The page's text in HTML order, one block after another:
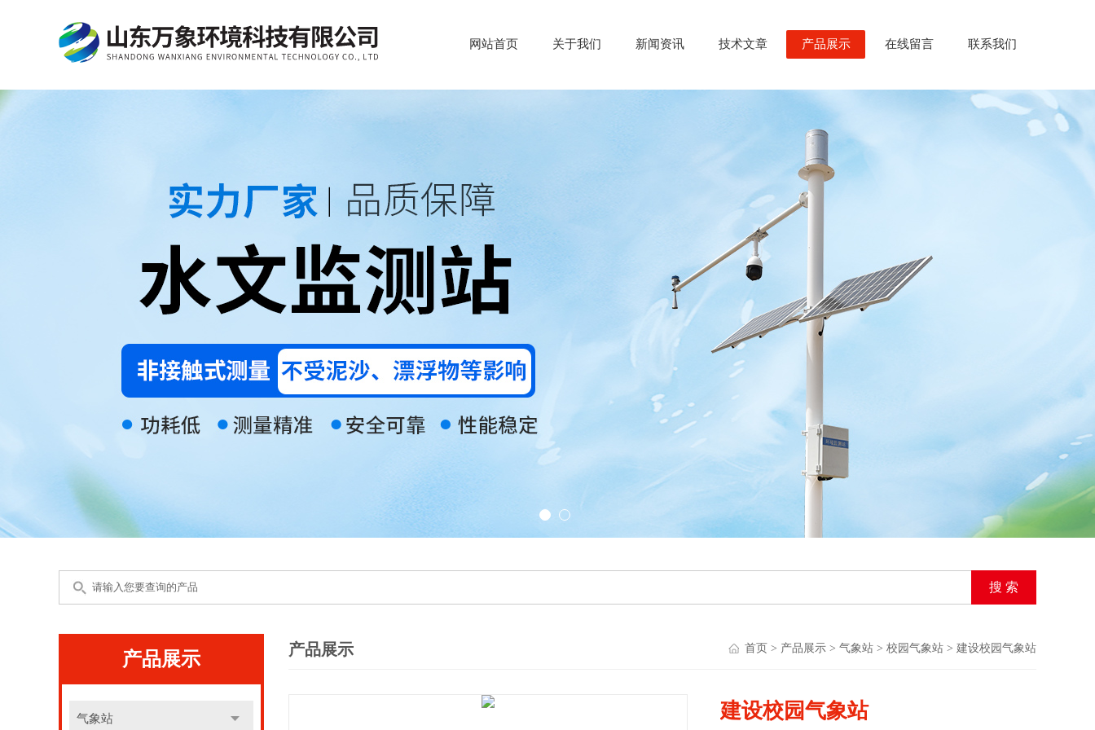
网站首页 关于我们 新闻资讯 技术文章 产品展示 在线留言 联系我们
产品展示
气象站
产品展示 首页 > 产品展示 > 气象站 > 校园气象站 > 建设校园气象站
建设校园气象站